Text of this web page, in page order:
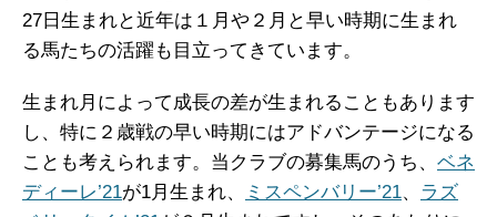
27日生まれと近年は１月や２月と早い時期に生まれ
る馬たちの活躍も目立ってきています。
生まれ月によって成長の差が生まれることもあります
し、特に２歳戦の早い時期にはアドバンテージになる
ことも考えられます。当クラブの募集馬のうち、 ベネ
ディーレ’21が1月生まれ、 ミスペンバリー’21、 ラズ